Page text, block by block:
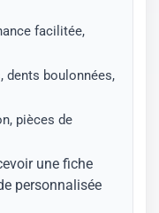
facilitée,
dents boulonnées,
pièces de
une fiche
personnalisée